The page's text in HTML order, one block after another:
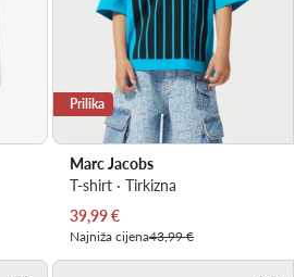
Prilika
Marc Jacobs
T-shirt · Tirkizna
Trenutna cijena
39,99€
Najniža cijena43,99 €